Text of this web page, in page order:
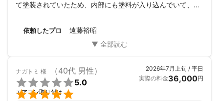
て塗装されていたため、内部にも塗料が入り込んでいて、外
と思っていましたが、事前にカードでお支払いした分のみ
で、ありがとうございました。
依頼したプロ 遠藤裕昭
ナガトミ 様 （40代 男性）


5.0
エアコン取り付け
2026年7月上旬 / 平日
実際の料金36,000円